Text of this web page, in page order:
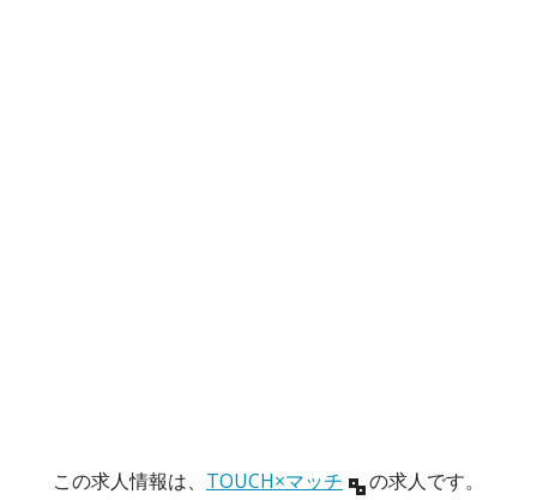
この求人情報は、 TOUCH×マッチ の求人です。